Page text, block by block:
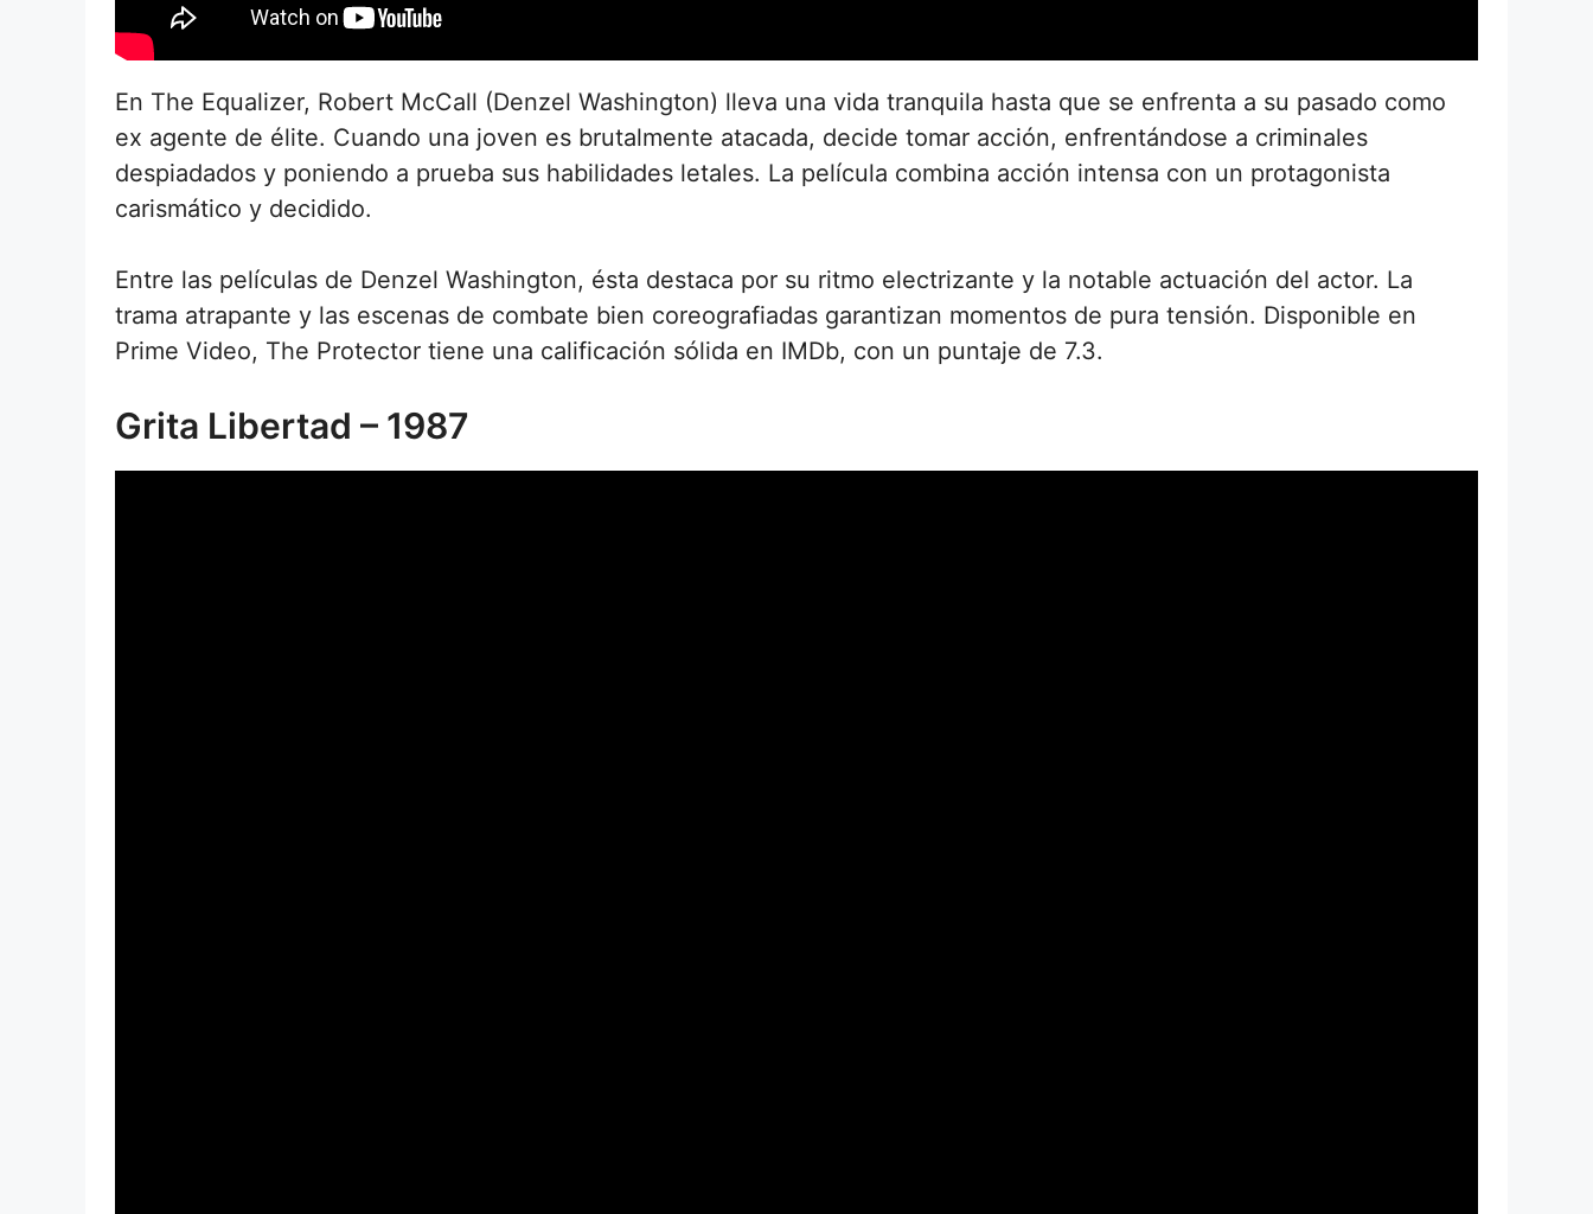
En The Equalizer, Robert McCall (Denzel Washington) lleva una vida tranquila hasta que se enfrenta a su pasado como
ex agente de élite. Cuando una joven es brutalmente atacada, decide tomar acción, enfrentándose a criminales
despiadados y poniendo a prueba sus habilidades letales. La película combina acción intensa con un protagonista
carismático y decidido.
Entre las películas de Denzel Washington, ésta destaca por su ritmo electrizante y la notable actuación del actor. La
trama atrapante y las escenas de combate bien coreografiadas garantizan momentos de pura tensión. Disponible en
Prime Video, The Protector tiene una calificación sólida en IMDb, con un puntaje de 7.3.
Grita Libertad – 1987